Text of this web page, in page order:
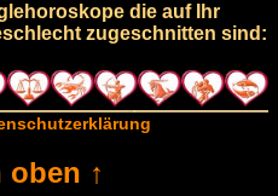
die auf Ihr
zugeschnitten sind:
oben ↑